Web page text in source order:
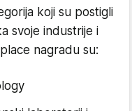
koji su postigli
svoje industrije i
nagradu su: